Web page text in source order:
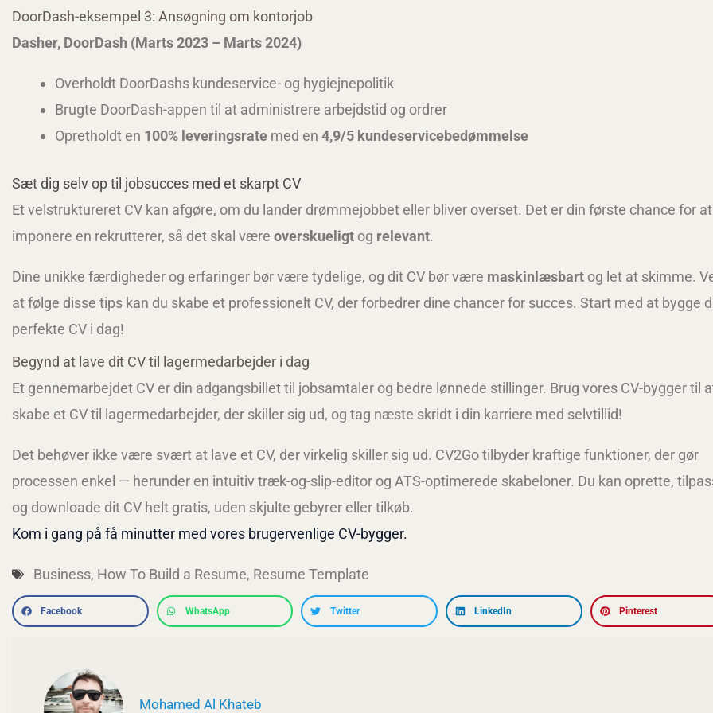
DoorDash-eksempel 3: Ansøgning om kontorjob
Dasher, DoorDash (Marts 2023 – Marts 2024)
Overholdt DoorDashs kundeservice- og hygiejnepolitik
Brugte DoorDash-appen til at administrere arbejdstid og ordrer
Opretholdt en 100% leveringsrate med en 4,9/5 kundeservicebedømmelse
Sæt dig selv op til jobsucces med et skarpt CV
Et velstruktureret CV kan afgøre, om du lander drømmejobbet eller bliver overset. Det er din første chance for at
imponere en rekrutterer, så det skal være overskueligt og relevant.
Dine unikke færdigheder og erfaringer bør være tydelige, og dit CV bør være maskinlæsbart og let at skimme.
at følge disse tips kan du skabe et professionelt CV, der forbedrer dine chancer for succes. Start med at bygge
perfekte CV i dag!
Begynd at lave dit CV til lagermedarbejder i dag
Et gennemarbejdet CV er din adgangsbillet til jobsamtaler og bedre lønnede stillinger. Brug vores CV-bygger til
skabe et CV til lagermedarbejder, der skiller sig ud, og tag næste skridt i din karriere med selvtillid!
Det behøver ikke være svært at lave et CV, der virkelig skiller sig ud. CV2Go tilbyder kraftige funktioner, der gør
processen enkel — herunder en intuitiv træk-og-slip-editor og ATS-optimerede skabeloner. Du kan oprette,
og downloade dit CV helt gratis, uden skjulte gebyrer eller tilkøb.
Kom i gang på få minutter med vores brugervenlige CV-bygger.
Business, How To Build a Resume, Resume Template
Facebook WhatsApp Twitter LinkedIn Pinterest
Mohamed Al Khateb